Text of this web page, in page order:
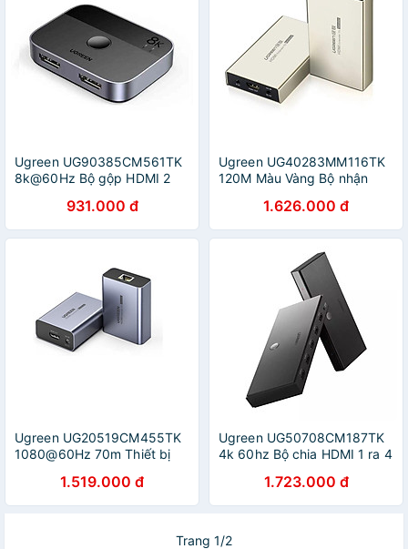
Ugreen UG90385CM561TK
8k@60Hz Bộ gộp HDMI 2
HÀNG CHÍNH HÃNG
931.000 đ
Ugreen UG40283MM116TK
120M Màu Vàng Bộ nhận
6 - HÀNG CHÍNH HÃNG
1.626.000 đ
Ugreen UG20519CM455TK
1080@60Hz 70m Thiết bị
Cat5e/6 - HÀNG CHÍNH
HÃNG
1.519.000 đ
Ugreen UG50708CM187TK
4k 60hz Bộ chia HDMI 1 ra 4
HÀNG CHÍNH HÃNG
1.723.000 đ
Trang 1/2